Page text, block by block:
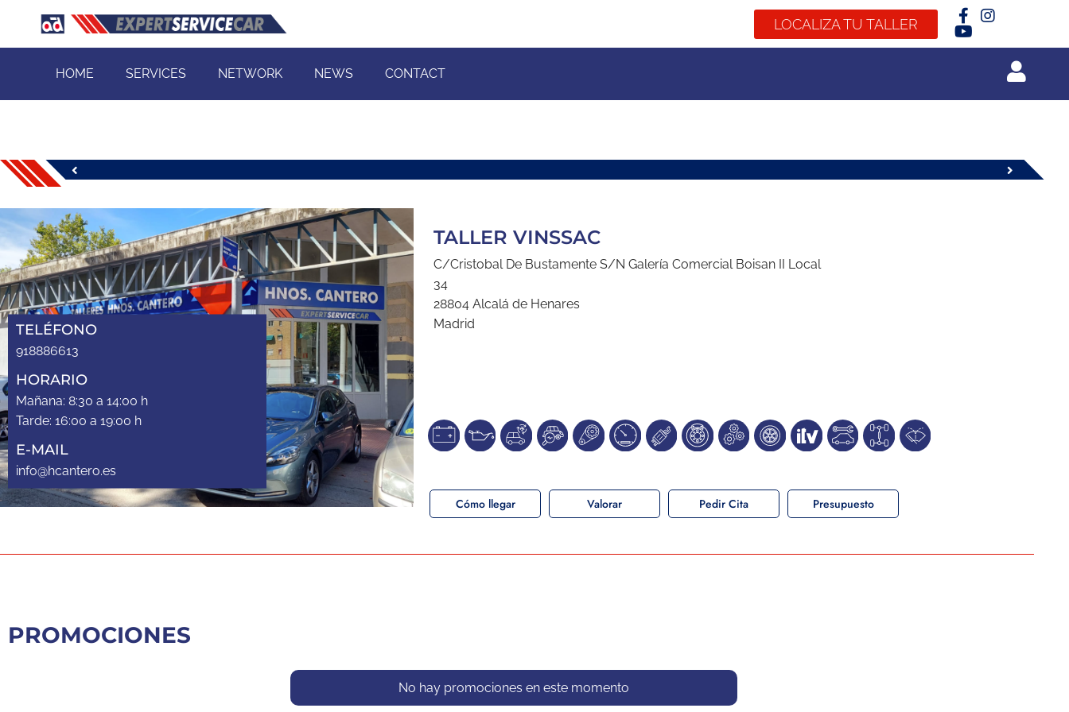
LOCALIZA TU TALLER
HOME SERVICES NETWORK NEWS CONTACT
TALLER VINSSAC
C/Cristobal De Bustamente S/N Galería Comercial Boisan II Local
34
28804 Alcalá de Henares
Madrid
Cómo llegar Valorar Pedir Cita Presupuesto
TELÉFONO
918886613
HORARIO
Mañana: 8:30 a 14:00 h
Tarde: 16:00 a 19:00 h
E-MAIL
info@hcantero.es
PROMOCIONES
No hay promociones en este momento